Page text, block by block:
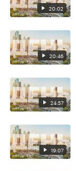
20:02
20:46
24:57
19:07